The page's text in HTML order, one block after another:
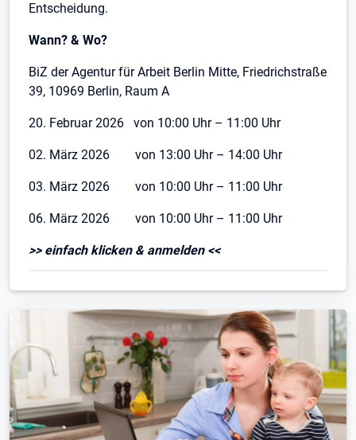
Entscheidung.
Wann? & Wo?
BiZ der Agentur für Arbeit Berlin Mitte, Friedrichstraße
39, 10969 Berlin, Raum A
20. Februar 2026 von 10:00 Uhr – 11:00 Uhr
02. März 2026 von 13:00 Uhr – 14:00 Uhr
03. März 2026 von 10:00 Uhr – 11:00 Uhr
06. März 2026 von 10:00 Uhr – 11:00 Uhr
>> einfach klicken & anmelden <<